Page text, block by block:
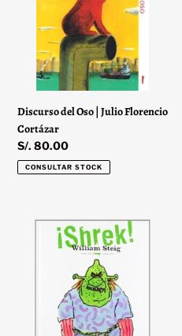
Florencio
Cortázar
Discurso del Oso | Julio Florencio
Cortázar
Precio
habitual
S/. 80.00
CONSULTAR STOCK